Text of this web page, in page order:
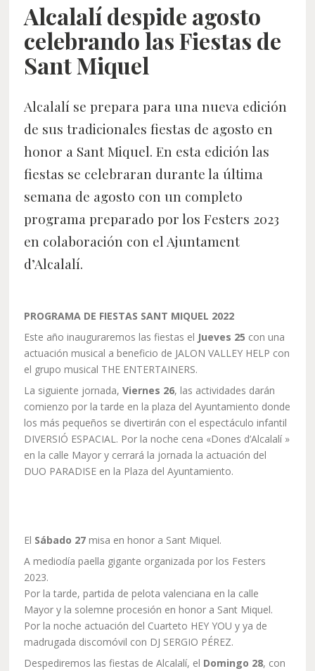
Alcalalí despide agosto
celebrando las Fiestas de
Sant Miquel
Alcalalí se prepara para una nueva edición
de sus tradicionales fiestas de agosto en
honor a Sant Miquel. En esta edición las
fiestas se celebraran durante la última
semana de agosto con un completo
programa preparado por los Festers 2023
en colaboración con el Ajuntament
d’Alcalalí.
PROGRAMA DE FIESTAS SANT MIQUEL 2022
Este año inauguraremos las fiestas el Jueves 25 con una
actuación musical a beneficio de JALON VALLEY HELP con
el grupo musical THE ENTERTAINERS.
La siguiente jornada,Viernes 26, las actividades darán
comienzo por la tarde en la plaza del Ayuntamiento donde
los más pequeños se divertirán con el espectáculo infantil
DIVERSIÓ ESPACIAL. Por la noche cena «Dones d’Alcalalí »
en la calle Mayor y cerrará la jornada la actuación del
DUO PARADISE en la Plaza del Ayuntamiento.
El Sábado 27 misa en honor a Sant Miquel.
A mediodía paella gigante organizada por los Festers
2023.
Por la tarde, partida de pelota valenciana en la calle
Mayor y la solemne procesión en honor a Sant Miquel.
Por la noche actuación del Cuarteto HEY YOU y ya de
madrugada discomóvil con DJ SERGIO PÉREZ.
Despediremos las fiestas de Alcalalí, el Domingo 28, con